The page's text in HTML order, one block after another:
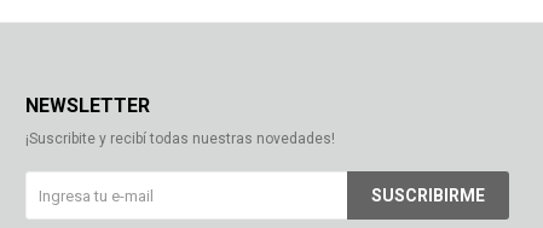
NEWSLETTER
¡Suscribite y recibí todas nuestras novedades!
SUSCRIBIRME